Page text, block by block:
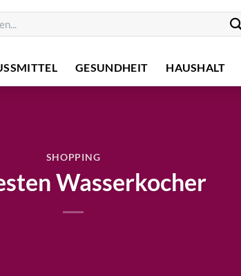
GESUNDHEIT HAUSHALT
SHOPPING
Wasserkocher